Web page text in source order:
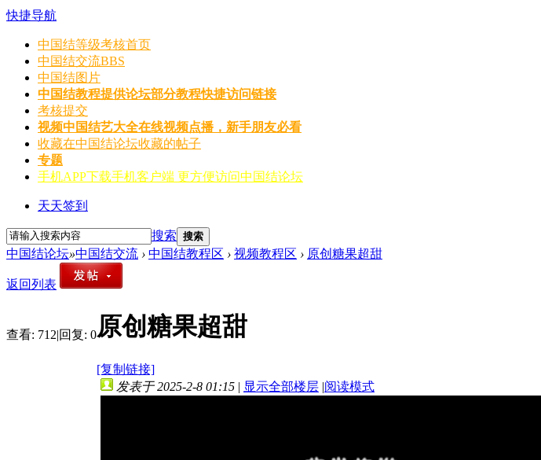
快捷导航
中国结等级考核首页
中国结交流BBS
中国结图片
中国结教程提供论坛部分教程快捷访问链接
考核提交
视频中国结艺大全在线视频点播，新手朋友必看
收藏在中国结论坛收藏的帖子
专题
手机APP下载手机客户端 更方便访问中国结论坛
天天签到
搜索 搜索
中国结论坛»中国结交流 › 中国结教程区 › 视频教程区 › 原创糖果超甜
返回列表
查看: 712|回复: 0原创糖果超甜
[复制链接]
发表于 2025-2-8 01:15 | 显示全部楼层 |阅读模式